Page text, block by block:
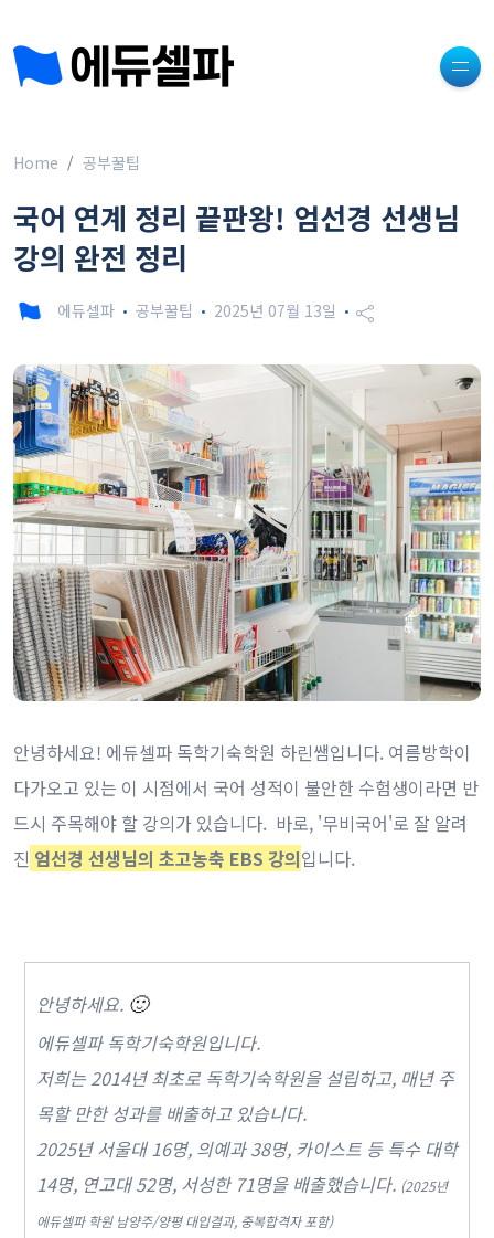
Home 공부꿀팁
국어 연계 정리 끝판왕! 엄선경 선생님
강의 완전 정리
에듀셀파 공부꿀팁 2025년 07월 13일
안녕하세요! 에듀셀파 독학기숙학원 하린쌤입니다. 여름방학이
다가오고 있는 이 시점에서 국어 성적이 불안한 수험생이라면 반
드시 주목해야 할 강의가 있습니다. 바로, '무비국어'로 잘 알려
진 엄선경 선생님의 초고농축 EBS 강의입니다.
안녕하세요. 🙂
에듀셀파 독학기숙학원입니다.
저희는 2014년 최초로 독학기숙학원을 설립하고, 매년 주
목할 만한 성과를 배출하고 있습니다.
2025년 서울대 16명, 의예과 38명, 카이스트 등 특수 대학
14명, 연고대 52명, 서성한 71명을 배출했습니다. (2025년
에듀셀파 학원 남양주/양평 대입결과, 중복합격자 포함)